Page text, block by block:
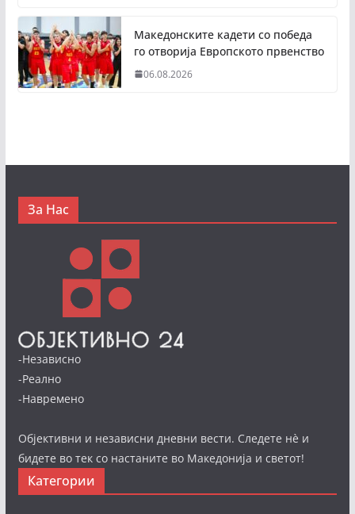
Македонските кадети со победа
го отворија Европското првенство
06.08.2026
За Нас
-Независно
-Реално
-Навремено
Објективни и независни дневни вести. Следете нè и
бидете во тек со настаните во Македонија и светот!
Категории